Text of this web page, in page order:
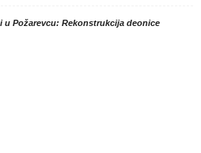
u Požarevcu: Rekonstrukcija deonice